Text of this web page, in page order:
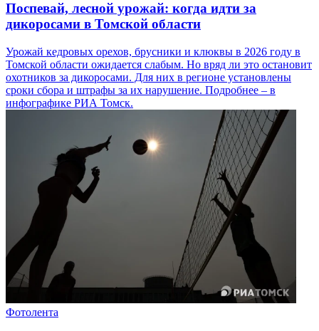
Поспевай, лесной урожай: когда идти за
дикоросами в Томской области
Урожай кедровых орехов, брусники и клюквы в 2026 году в
Томской области ожидается слабым. Но вряд ли это остановит
охотников за дикоросами. Для них в регионе установлены
сроки сбора и штрафы за их нарушение. Подробнее – в
инфографике РИА Томск.
Фотолента